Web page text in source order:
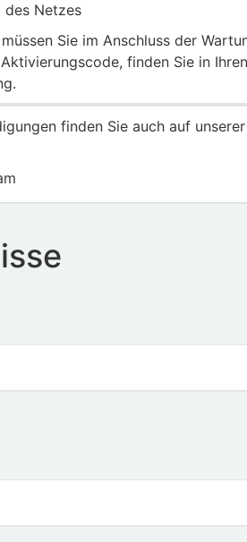
des Netzes
Sie im Anschluss der
finden Sie in
finden Sie auch auf